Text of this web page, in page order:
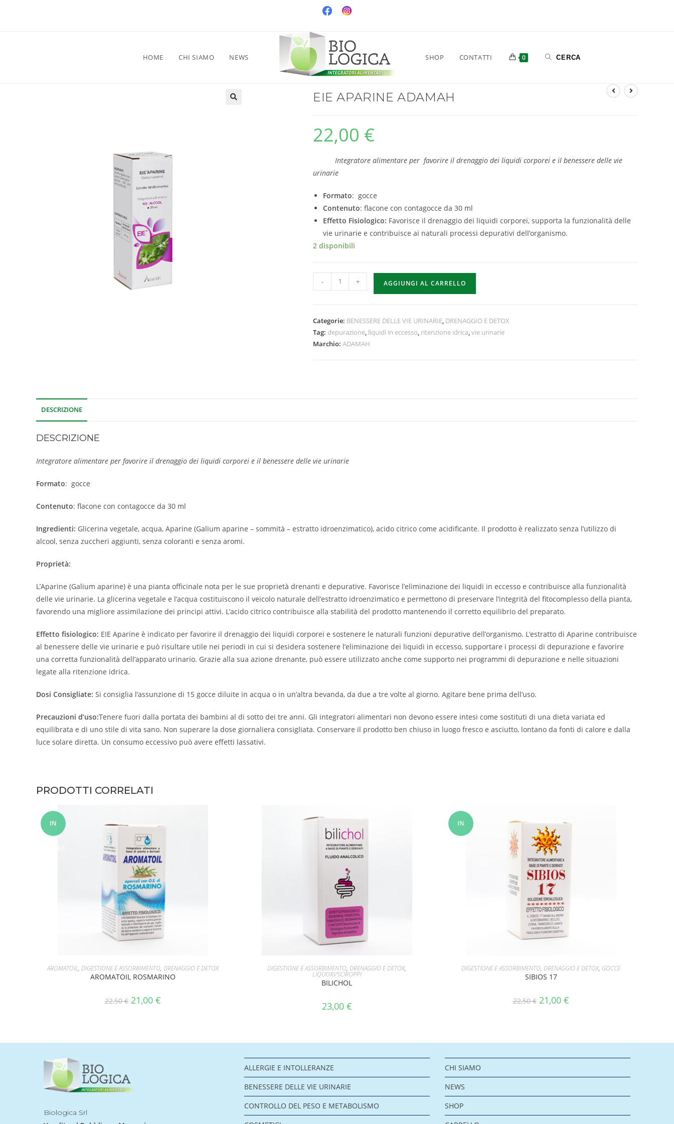
HOME CHI SIAMO NEWS SHOP CONTATTI 0
EIE APARINE ADAMAH
22,00 €
Integratore alimentare per favorire il drenaggio dei liquidi corporei e il benessere delle vie
urinarie
Formato: gocce
Contenuto: flacone con contagocce da 30 ml
Effetto Fisiologico: Favorisce il drenaggio dei liquidi corporei, supporta la funzionalità delle
vie urinarie e contribuisce ai naturali processi depurativi dell’organismo.
2 disponibili
- + AGGIUNGI AL CARRELLO
Categorie: BENESSERE DELLE VIE URINARIE, DRENAGGIO E DETOX
Tag: depurazione, liquidi in eccesso, ritenzione idrica,vie urinarie
Marchio: ADAMAH
DESCRIZIONE
DESCRIZIONE
Integratore alimentare per favorire il drenaggio dei liquidi corporei e il benessere delle vie urinarie
Formato: gocce
Contenuto: flacone con contagocce da 30 ml
Ingredienti: Glicerina vegetale, acqua, Aparine (Galium aparine – sommità – estratto idroenzimatico), acido citrico come acidificante. Il prodotto è realizzato senza l’utilizzo di
alcool, senza zuccheri aggiunti, senza coloranti e senza aromi.
Proprietà:
L’Aparine (Galium aparine) è una pianta officinale nota per le sue proprietà drenanti e depurative. Favorisce l’eliminazione dei liquidi in eccesso e contribuisce alla funzionalità
delle vie urinarie. La glicerina vegetale e l’acqua costituiscono il veicolo naturale dell’estratto idroenzimatico e permettono di preservare l’integrità del fitocomplesso della pianta,
favorendo una migliore assimilazione dei principi attivi. L’acido citrico contribuisce alla stabilità del prodotto mantenendo il corretto equilibrio del preparato.
Effetto fisiologico: EIE Aparine è indicato per favorire il drenaggio dei liquidi corporei e sostenere le naturali funzioni depurative dell’organismo. L’estratto di Aparine contribuisce
al benessere delle vie urinarie e può risultare utile nei periodi in cui si desidera sostenere l’eliminazione dei liquidi in eccesso, supportare i processi di depurazione e favorire
una corretta funzionalità dell’apparato urinario. Grazie alla sua azione drenante, può essere utilizzato anche come supporto nei programmi di depurazione e nelle situazioni
legate alla ritenzione idrica.
Dosi Consigliate: Si consiglia l’assunzione di 15 gocce diluite in acqua o in un’altra bevanda, da due a tre volte al giorno. Agitare bene prima dell’uso.
Precauzioni d’uso:Tenere fuori dalla portata dei bambini al di sotto dei tre anni. Gli integratori alimentari non devono essere intesi come sostituti di una dieta variata ed
equilibrata e di uno stile di vita sano. Non superare la dose giornaliera consigliata. Conservare il prodotto ben chiuso in luogo fresco e asciutto, lontano da fonti di calore e dalla
luce solare diretta. Un consumo eccessivo può avere effetti lassativi.
PRODOTTI CORRELATI
IN
AGGIUNGI AL CARRELLO
AROMATOIL,DIGESTIONE E ASSORBIMENTO,DRENAGGIO E DETOX
AROMATOIL ROSMARINO
22,50€ 21,00€
AGGIUNGI AL CARRELLO
DIGESTIONE E ASSORBIMENTO,DRENAGGIO E DETOX,
LIQUORI/SCIROPPI
BILICHOL
23,00 €
IN
AGGIUNGI AL CARRELLO
DIGESTIONE E ASSORBIMENTO,DRENAGGIO E DETOX, GOCCE
SIBIOS 17
22,50€ 21,00 €
Biologica Srl
ALLERGIE E INTOLLERANZE
BENESSERE DELLE VIE URINARIE
CONTROLLO DEL PESO E METABOLISMO
CHI SIAMO
NEWS
SHOP